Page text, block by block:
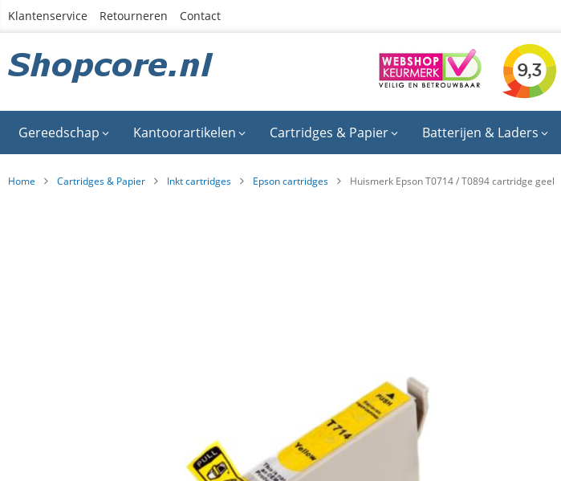
Ga
inhoud
Klantenservice Retourneren Contact
Gereedschap Kantoorartikelen Cartridges & Papier Batterijen & Laders
Home Cartridges & Papier Inkt cartridges Epson cartridges Huismerk Epson T0714 / T0894 cartridge geel